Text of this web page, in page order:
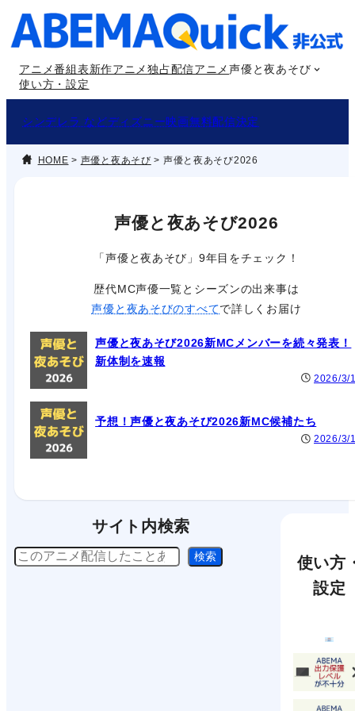
容
アニメ番組表新作アニメ独占配信アニメ声優と夜あそび
使い方・設定
シンデレラ などディズニー映画無料配信決定
HOME > 声優と夜あそび > 声優と夜あそび2026
声優と夜あそび2026
「声優と夜あそび」9年目をチェック！
歴代MC声優一覧とシーズンの出来事は
声優と夜あそびのすべてで詳しくお届け
声優と夜あそび2026新MCメンバーを続々発表！
新体制を速報
2026/3/
予想！声優と夜あそび2026新MC候補たち
2026/3/
サイト内検索
検
検索
使い方
設定